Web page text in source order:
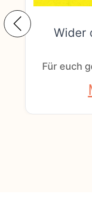
Wider
Für euch